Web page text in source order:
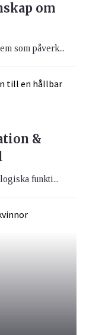
om
som påverk...
&
funkti...